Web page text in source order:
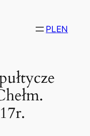
PLEN